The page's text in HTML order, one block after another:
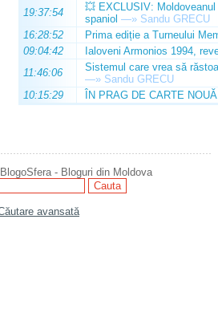
19:37:54
💥 EXCLUSIV:
spaniol —» Sandu GRECU
16:28:52
Prima ediție a Turneului
09:04:42
Ialoveni Armonios 1994,
11:46:06
Sistemul care vrea să
—» Sandu GRECU
10:15:29
ÎN PRAG DE CARTE NOUĂ
- Bloguri din Moldova
avansată